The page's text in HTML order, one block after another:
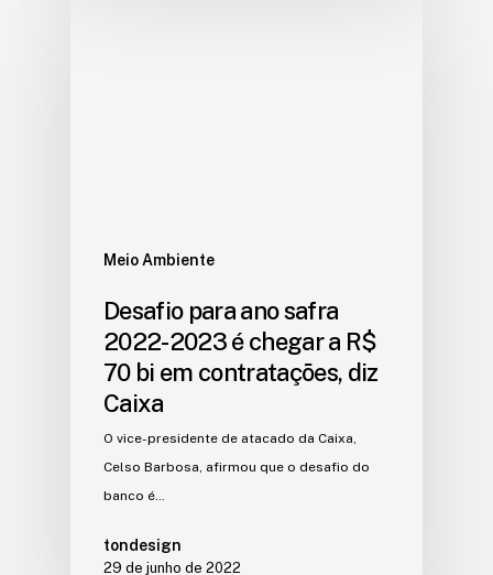
Meio Ambiente
Desafio para ano safra
2022-2023 é chegar a R$
70 bi em contratações, diz
Caixa
O vice-presidente de atacado da Caixa,
Celso Barbosa, afirmou que o desafio do
banco é…
tondesign
29 de junho de 2022